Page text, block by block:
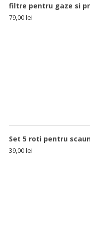
filtre pentru gaze si
79,00lei
Set 5 roti pentru
39,00lei